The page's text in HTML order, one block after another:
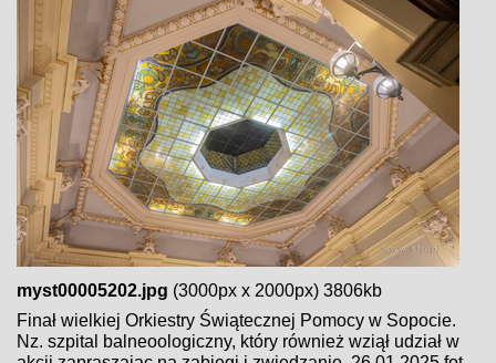
myst00005202.jpg (3000px x 2000px) 3806kb
Finał wielkiej Orkiestry Świątecznej Pomocy w Sopocie.
Nz. szpital balneoologiczny, który również wziął udział w